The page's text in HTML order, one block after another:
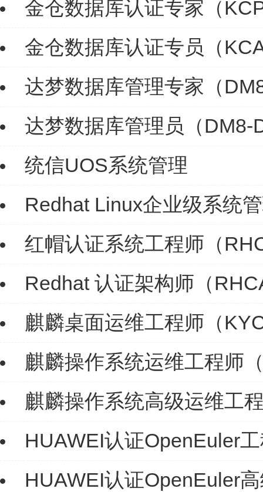
金仓数据库认证专家（
金仓数据库认证专员（
达梦数据库管理专家（
达梦数据库管理员（DM8-
统信UOS系统管理
Redhat Linux企业级系统
红帽认证系统工程师（
Redhat 认证架构师（
麒麟桌面运维工程师（
麒麟操作系统运维工程师
麒麟操作系统高级运维工
HUAWEI认证OpenEuler
HUAWEI认证OpenEuler